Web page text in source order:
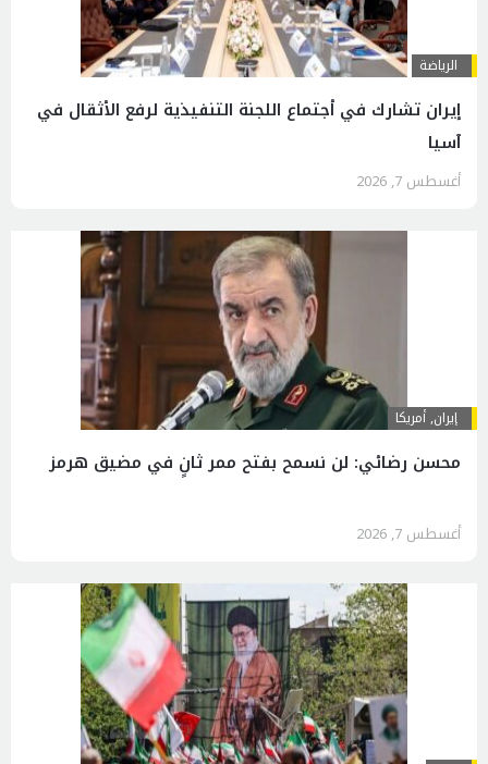
الرياضة
إيران تشارك في أجتماع اللجنة التنفيذية لرفع الأثقال في
آسيا
أغسطس 7, 2026
إيران,أمريكا
محسن رضائي: لن نسمح بفتح ممر ثانٍ في مضيق هرمز
أغسطس 7, 2026